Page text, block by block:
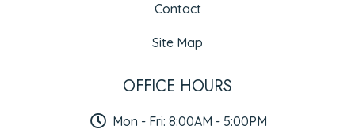
Contact
Site Map
OFFICE HOURS
Mon - Fri: 8:00AM - 5:00PM